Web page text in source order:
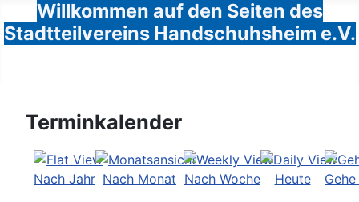
Willkommen auf den Seiten des
Stadtteilvereins Handschuhsheim e.V.
Terminkalender
Nach Jahr Nach Monat Nach Woche Heute